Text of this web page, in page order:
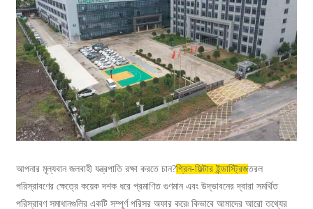
আপনার মূল্যবান জলবাহী যন্ত্রপাতি রক্ষা করতে চান?গ্রিন-ফিল্টার ইন্ডাস্ট্রিজতরল
পরিস্রাবণের ক্ষেত্রে কয়েক দশক ধরে প্রমাণিত গুণমান এবং উদ্ভাবনের দ্বারা সমর্থিত
পরিস্রাবণ সমাধানগুলির একটি সম্পূর্ণ পরিসর অফার করে৷ কিভাবে আমাদের আরো তথ্যের